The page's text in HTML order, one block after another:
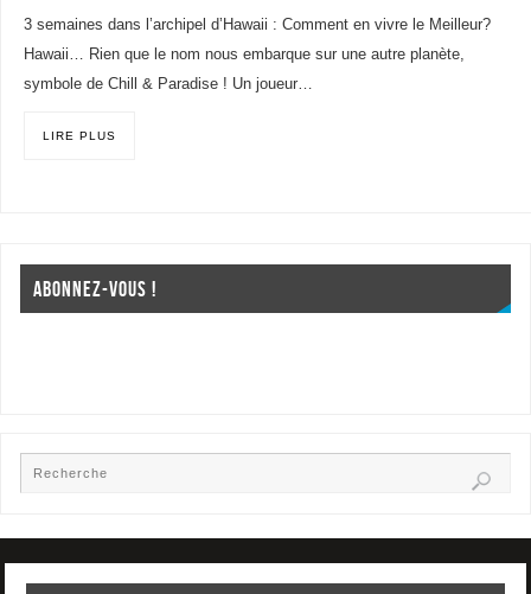
3 semaines dans l’archipel d’Hawaii : Comment en vivre le Meilleur?
Hawaii… Rien que le nom nous embarque sur une autre planète,
symbole de Chill & Paradise ! Un joueur…
LIRE PLUS
ABONNEZ-VOUS !